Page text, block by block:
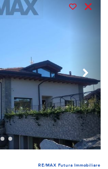
RE/MAX Futura Immobiliare